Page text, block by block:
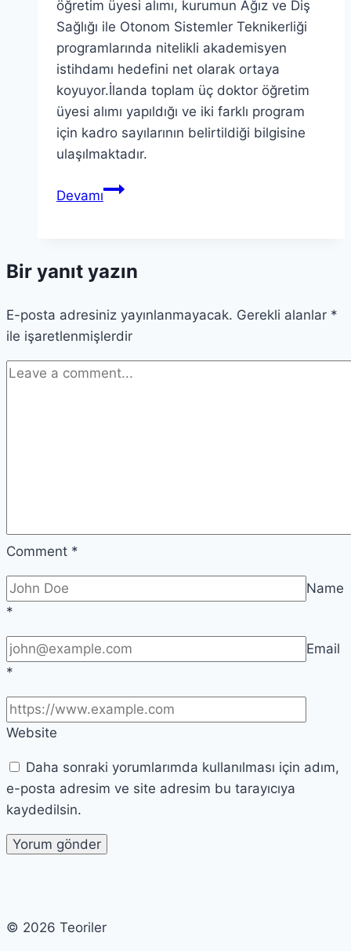
öğretim üyesi alımı, kurumun Ağız ve Diş
Sağlığı ile Otonom Sistemler Teknikerliği
programlarında nitelikli akademisyen
istihdamı hedefini net olarak ortaya
koyuyor.İlanda toplam üç doktor öğretim
üyesi alımı yapıldığı ve iki farklı program
için kadro sayılarının belirtildiği bilgisine
ulaşılmaktadır.
Devamıİzmir
doktor
üyesi
alımı
Bir yanıt yazın
E-posta adresiniz yayınlanmayacak. Gerekli alanlar *
ile işaretlenmişlerdir
Comment *
Name
*
Email
*
Website
Daha sonraki yorumlarımda kullanılması için adım,
e-posta adresim ve site adresim bu tarayıcıya
kaydedilsin.
© 2026 Teoriler